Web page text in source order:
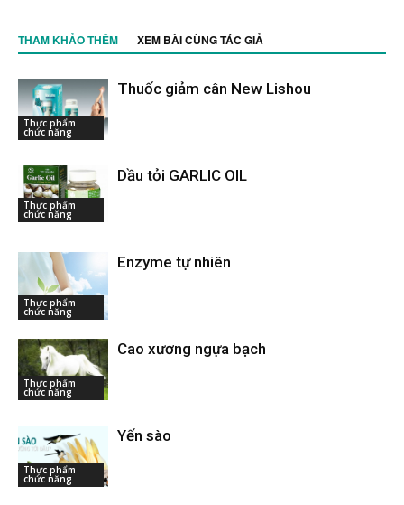
THAM KHẢO THÊM XEM BÀI CÙNG TÁC GIẢ
Thực phẩm
chức năng
Thuốc giảm cân New Lishou
Thực phẩm
chức năng
Dầu tỏi GARLIC OIL
Thực phẩm
chức năng
Enzyme tự nhiên
Thực phẩm
chức năng
Cao xương ngựa bạch
Thực phẩm
chức năng
Yến sào